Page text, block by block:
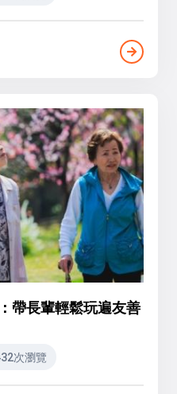
帶長輩輕鬆玩遍友善
次瀏覽